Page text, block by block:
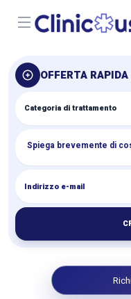
Open menu
OFFERTA RAPIDA